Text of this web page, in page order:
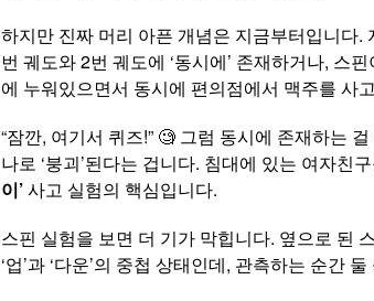
하지만 진짜 머리 아픈 개념은 지금부터입니다.
번 궤도와 2번 궤도에 ‘동시에’ 존재하거나, 스
에 누워있으면서 동시에 편의점에서 맥주를 사
“잠깐, 여기서 퀴즈!” 🧐 그럼 동시에 존재하는
나로 ‘붕괴’된다는 겁니다. 침대에 있는 여자친
이’사고 실험의 핵심입니다.
스핀 실험을 보면 더 기가 막힙니다. 옆으로 된
‘업’과 ‘다운’의 중첩 상태인데, 관측하는 순간